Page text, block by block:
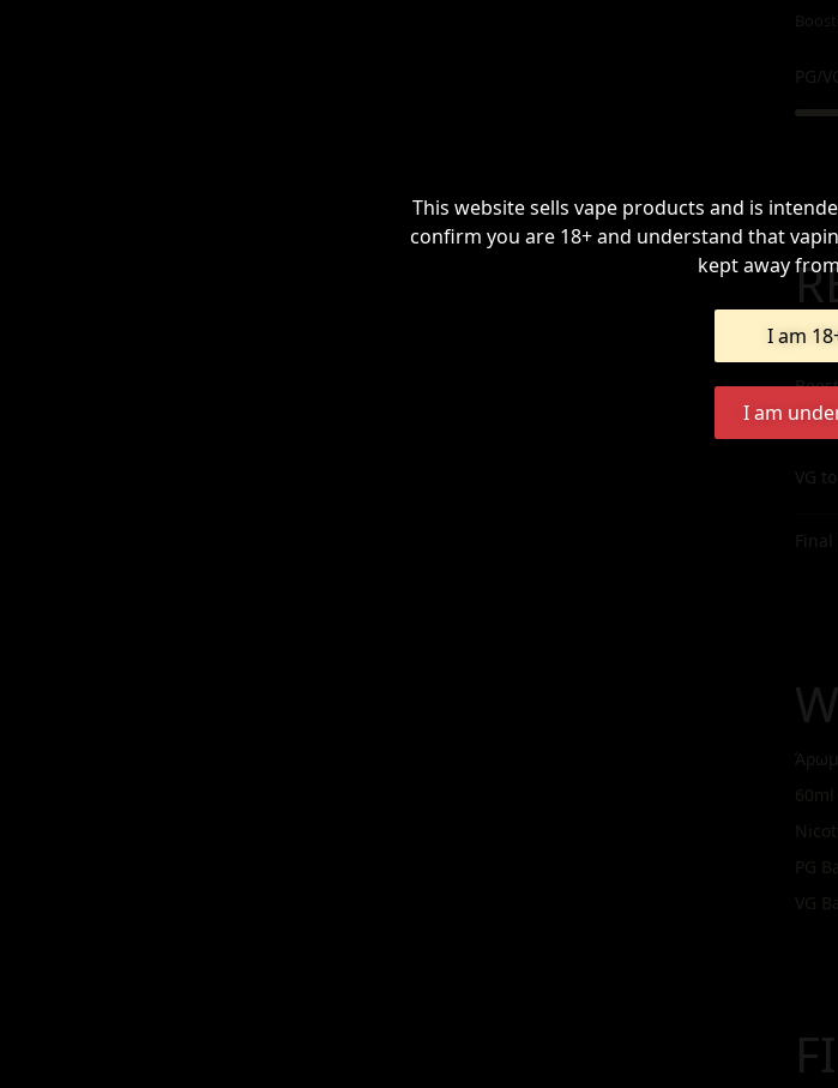
PG/
VG
Final
PG
VG
This website sells vape products and is
confirm you are 18+ and understand that
kept away
I am
I am